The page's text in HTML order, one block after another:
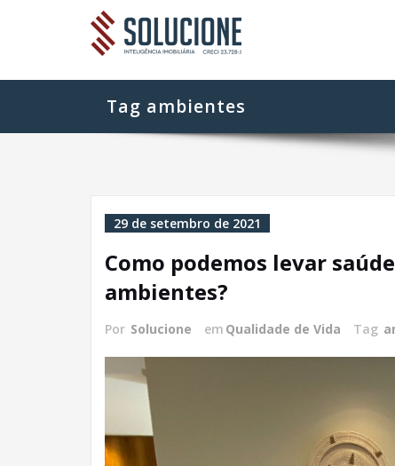
Tag ambientes
29 de setembro de 2021
Como podemos levar
ambientes?
Por Solucione em Qualidade de Vida Tag